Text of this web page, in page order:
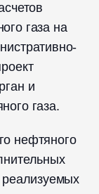
газа на
и
газа.
нефтяного